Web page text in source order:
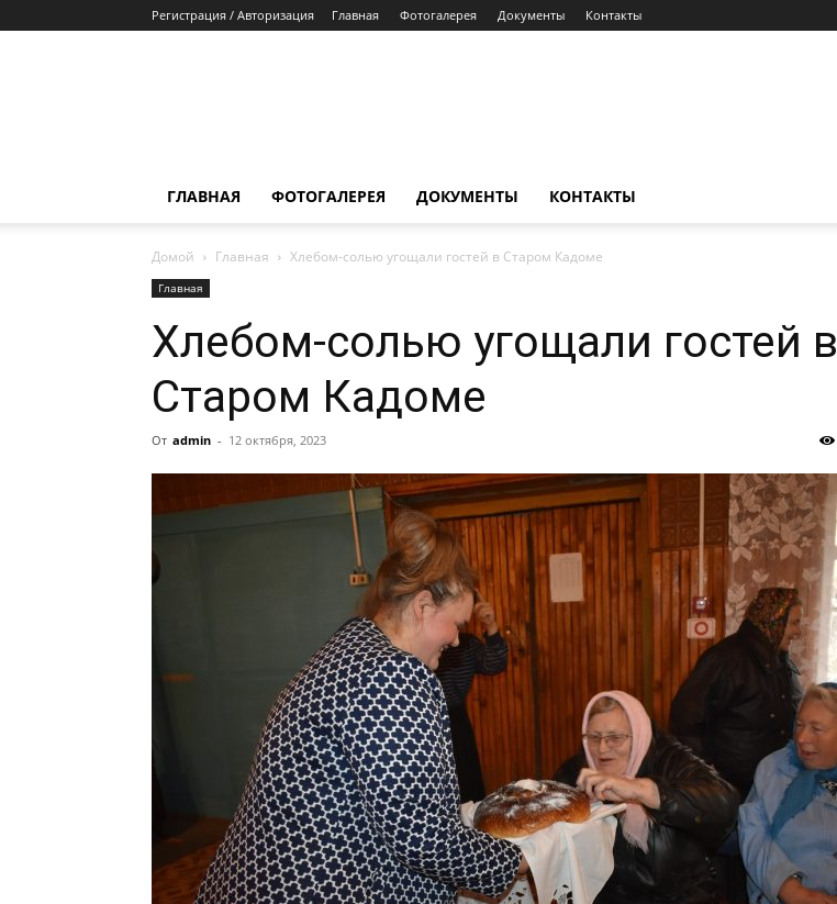
Регистрация / Авторизация Главная Фотогалерея Документы Контакты
ГЛАВНАЯ ФОТОГАЛЕРЕЯ ДОКУМЕНТЫ КОНТАКТЫ
Домой Главная Хлебом-солью угощали гостей в Старом Кадоме
Главная
Хлебом-солью угощали гостей в
Старом Кадоме
От admin - 12 октября, 2023